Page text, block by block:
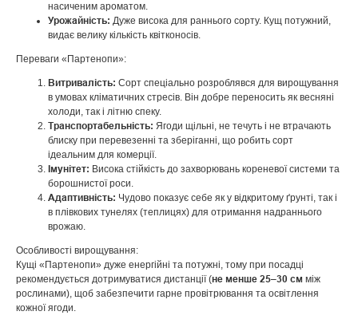
насиченим ароматом.
Урожайність: Дуже висока для раннього сорту. Кущ потужний,
видає велику кількість квітконосів.
Переваги «Партенопи»:
Витривалість: Сорт спеціально розроблявся для вирощування
в умовах кліматичних стресів. Він добре переносить як весняні
холоди, так і літню спеку.
Транспортабельність: Ягоди щільні, не течуть і не втрачають
блиску при перевезенні та зберіганні, що робить сорт
ідеальним для комерції.
Імунітет: Висока стійкість до захворювань кореневої системи та
борошнистої роси.
Адаптивність: Чудово показує себе як у відкритому ґрунті, так і
в плівкових тунелях (теплицях) для отримання надраннього
врожаю.
Особливості вирощування:
Кущі «Партенопи» дуже енергійні та потужні, тому при посадці
рекомендується дотримуватися дистанції (не менше 25–30 см між
рослинами), щоб забезпечити гарне провітрювання та освітлення
кожної ягоди.